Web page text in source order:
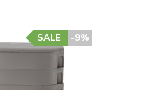
-9%
SALE